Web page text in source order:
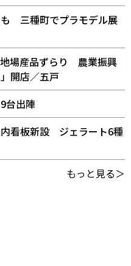
三種町でプラモデル展
場産品ずらり 農業振興
開店／五戸
台出陣
看板新設 ジェラート6種
もっと見る＞